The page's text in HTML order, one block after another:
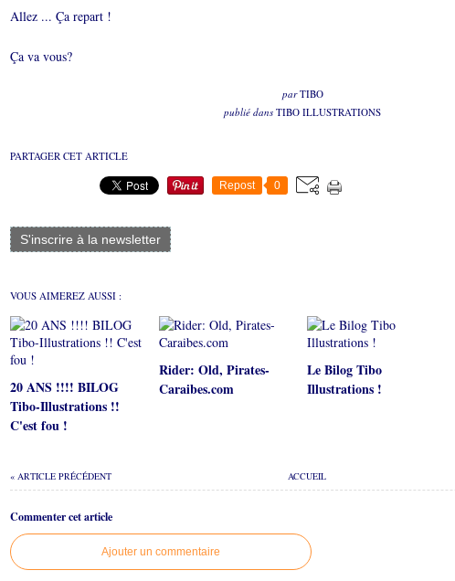
Allez ... Ça repart !
Ça va vous?
parTIBO
publié dans TIBO ILLUSTRATIONS
PARTAGER CET ARTICLE
Repost 0
S'inscrire à la newsletter
VOUS AIMEREZ AUSSI :
20 ANS !!!! BILOG
Tibo-Illustrations !!
C'est fou !
Rider: Old, Pirates-
Caraibes.com
Le Bilog Tibo
Illustrations !
ACCUEIL
« ARTICLE PRÉCÉDENT
Commenter cet article
Ajouter un commentaire